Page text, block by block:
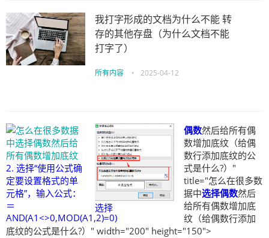
我打字形成的文档为什么不能 转
存的其他存盘（为什么文档不能
打字了）
所有内容 • 2025-04-12
2. 选择“使用公式确
定要设置格式的单
元格”，输入公式：
＝
AND(A1<>0,MOD(A1,2)=0)
选择
偶数然后给所有偶
数增加底纹（给偶
数行添加底纹的公
式是什么?）"
title="怎么在很多数
据中选择偶数然后
给所有偶数增加底
纹（给偶数行添加
底纹的公式是什么?）" width="200" height="150">